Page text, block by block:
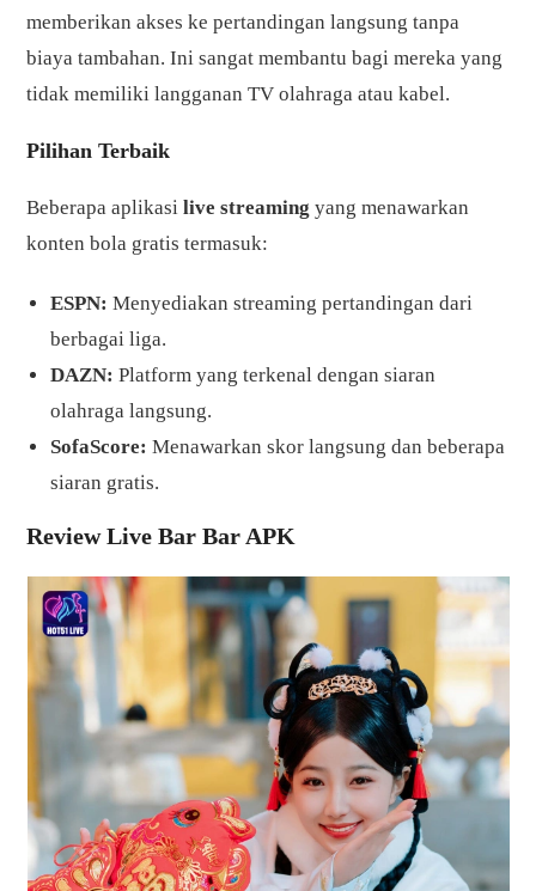
memberikan akses ke pertandingan langsung tanpa
biaya tambahan. Ini sangat membantu bagi mereka yang
tidak memiliki langganan TV olahraga atau kabel.
Pilihan Terbaik
Beberapa aplikasilive streaming yang menawarkan
konten bola gratis termasuk:
ESPN: Menyediakan streaming pertandingan dari
berbagai liga.
DAZN: Platform yang terkenal dengan siaran
olahraga langsung.
SofaScore: Menawarkan skor langsung dan beberapa
siaran gratis.
Review Live Bar Bar APK